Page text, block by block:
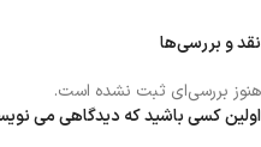
نقد و بررسی‌ها
هنوز بررسی‌ای ثبت نشده است.
اولین کسی باشید که دیدگاهی می